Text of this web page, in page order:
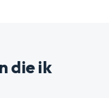
die ik